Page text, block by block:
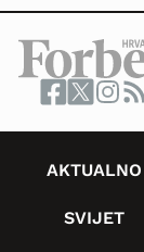
AKTUALNO
SVIJET